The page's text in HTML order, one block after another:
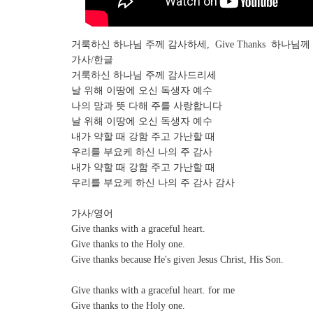
거룩하신 하나님 주께 감사하세, Give Thanks 하나님
가사/한글
거룩하신 하나님 주께 감사드리세
날 위해 이땅에 오신 독생자 예수
나의 맘과 뜻 다해 주를 사랑합니다
날 위해 이땅에 오신 독생자 예수
내가 약할 때 강함 주고 가난할 때
우리를 부요케 하신 나의 주 감사
내가 약할 때 강함 주고 가난할 때
우리를 부요케 하신 나의 주 감사 감사
가사/영어
Give thanks with a graceful heart.
Give thanks to the Holy one.
Give thanks because He's given Jesus Christ, His Son.
Give thanks with a graceful heart. for me
Give thanks to the Holy one.